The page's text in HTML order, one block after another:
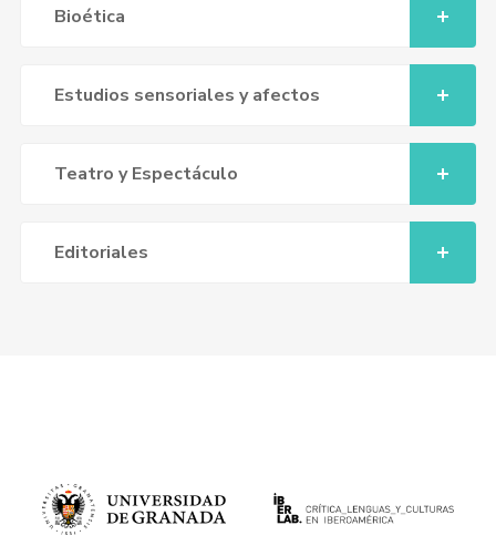
Bioética
Estudios sensoriales y afectos
Teatro y Espectáculo
Editoriales